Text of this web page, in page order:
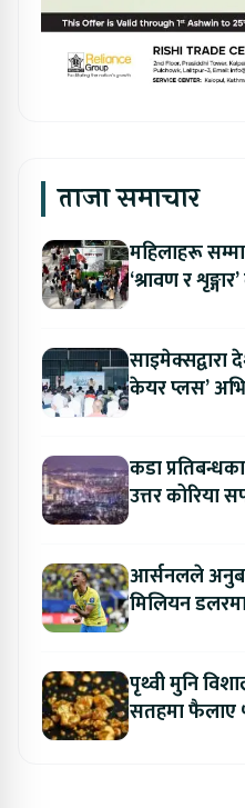
ताजा समाचार
महिलाहरू
‘श्रावण र
साइमेक्सद्वारा
केयर प्लस’
कडा
उत्तर कोरिया
आर्सनलले
मिलियन
पृथ्वी मुनि
सतहमा फैलाए